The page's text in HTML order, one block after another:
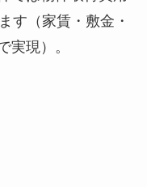
す（家賃・敷金・
実現）。